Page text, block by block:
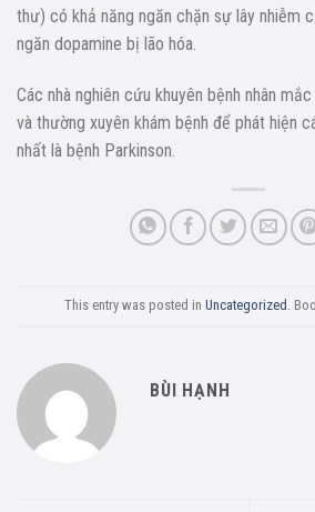
thư) có khả năng ngăn chặn sự lây nhiễm
ngăn dopamine bị lão hóa.
Các nhà nghiên cứu khuyên bệnh nhân
và thường xuyên khám bệnh để phát hiện
nhất là bệnh Parkinson.
This entry was posted in Uncategorized .
BÙI HẠNH